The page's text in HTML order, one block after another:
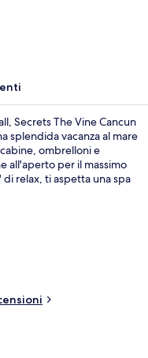
Secrets The Vine Cancun
splendida vacanza al mare
ombrelloni e
all'aperto per il massimo
relax, ti aspetta una spa
Cafe propone cucina
la cena. Gli altri punti di
dei viaggiatori